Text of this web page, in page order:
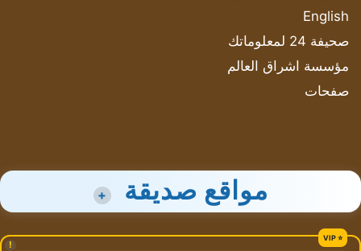
English
صحيفة 24 لمعلوماتك
مؤسسة اشراق العالم
صفحات
مواقع صديقة +
!